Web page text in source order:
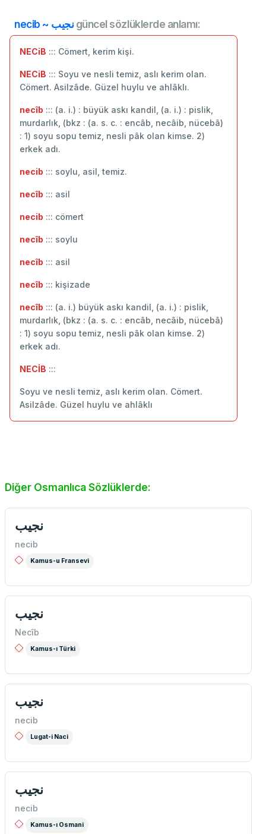
necib ~ نجيبgüncel sözlüklerde anlamı:
NECiB ::: Cömert, kerim kişi.
NECiB ::: Soyu ve nesli temiz, aslı kerim olan.
Cömert. Asilzâde. Güzel huylu ve ahlâklı.
necîb ::: (a. i.) : büyük askı kandil, (a. i.) : pislik,
murdarlık, (bkz : (a. s. c. : encâb, necâib, nücebâ)
: 1) soyu sopu temiz, nesli pâk olan kimse. 2)
erkek adı.
necib ::: soylu, asil, temiz.
necîb ::: asil
necib ::: cömert
necîb ::: ‬soylu
necîb ::: asil
necîb ::: kişizade
necîb ::: (a. i.) büyük askı kandil, (a. i.) : pislik,
murdarlık, (bkz : (a. s. c. : encâb, necâib, nücebâ)
: 1) soyu sopu temiz, nesli pâk olan kimse. 2)
erkek adı.
NECİB :::
Soyu ve nesli temiz, aslı kerim olan. Cömert.
Asilzâde. Güzel huylu ve ahlâklı
Diğer Osmanlıca Sözlüklerde:
نجيب
necib
Kamus-u Fransevi
نجیب
Necîb
Kamus-ı Türki
نجيب
necib
Lugat-i Naci
نجیب
necib
Kamus-ı Osmani